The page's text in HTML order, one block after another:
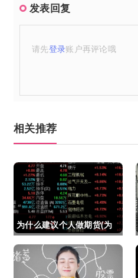
发表回复
请先登录账户再评论哦
相关推荐
为什么建议个人做期货(为
什么建议个人做期货交易)